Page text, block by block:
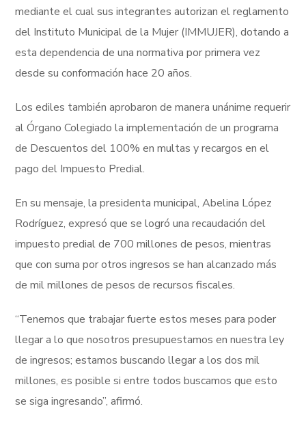
mediante el cual sus integrantes autorizan el reglamento
del Instituto Municipal de la Mujer (IMMUJER), dotando a
esta dependencia de una normativa por primera vez
desde su conformación hace 20 años.
Los ediles también aprobaron de manera unánime requerir
al Órgano Colegiado la implementación de un programa
de Descuentos del 100% en multas y recargos en el
pago del Impuesto Predial.
En su mensaje, la presidenta municipal, Abelina López
Rodríguez, expresó que se logró una recaudación del
impuesto predial de 700 millones de pesos, mientras
que con suma por otros ingresos se han alcanzado más
de mil millones de pesos de recursos fiscales.
“Tenemos que trabajar fuerte estos meses para poder
llegar a lo que nosotros presupuestamos en nuestra ley
de ingresos; estamos buscando llegar a los dos mil
millones, es posible si entre todos buscamos que esto
se siga ingresando”, afirmó.